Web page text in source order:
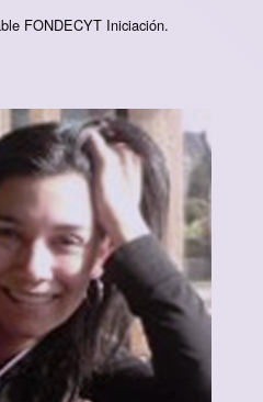
FONDECYT Iniciación.